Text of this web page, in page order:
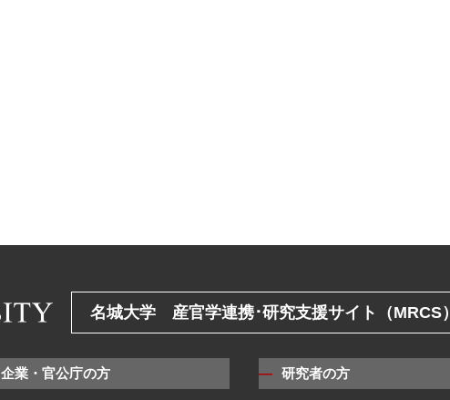
名城大学 産官学連携･研究支援サイト（MRCS）
企業・官公庁の方 研究者の方